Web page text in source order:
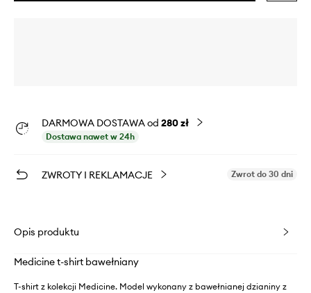
DARMOWA DOSTAWA od 280 zł
Dostawa nawet w 24h
ZWROTY I REKLAMACJE Zwrot do 30 dni
Opis produktu
Medicine t-shirt bawełniany
T-shirt z kolekcji Medicine. Model wykonany z bawełnianej dzianiny z